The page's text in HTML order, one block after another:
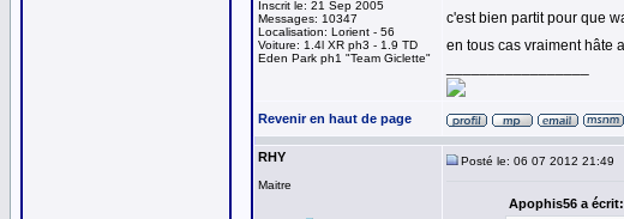
Inscrit le: 21 Sep 2005
Messages: 10347
Localisation: Lorient - 56
Voiture: 1.4l XR ph3 - 1.9 TD
Eden Park ph1 "Team Giclette"
c'est bien partit pour que
en tous cas vraiment hâte
Revenir en haut de page
RHY
Maitre
Posté le: 06 07 2012 21:49
Apophis56 a écrit: